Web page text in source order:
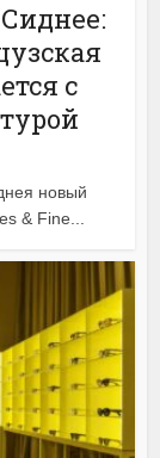
с
новый
& Fine...